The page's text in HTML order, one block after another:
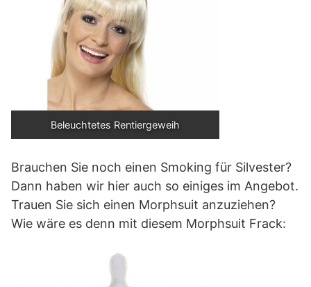
Beleuchtetes Rentiergeweih
Brauchen Sie noch einen Smoking für Silvester?
Dann haben wir hier auch so einiges im Angebot.
Trauen Sie sich einen Morphsuit anzuziehen?
Wie wäre es denn mit diesem Morphsuit Frack: